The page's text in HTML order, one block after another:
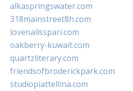
alkaspringswater.com
318mainstreet8h.com
lovenailsspari.com
oakberry-kuwait.com
quartzliterary.com
friendsofbroderickpark.com
studiopiattellina.com